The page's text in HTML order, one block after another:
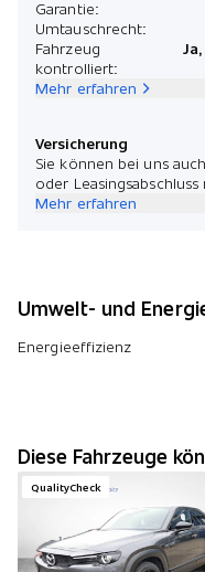
Garantie:
Umtauschrecht:
Fahrzeug
kontrolliert:
Mehr erfahren
Versicherung
Sie können bei uns
oder
Mehr erfahren
Umwelt- und
Energieeffizienz
Diese Fahrzeuge
QualityCheck